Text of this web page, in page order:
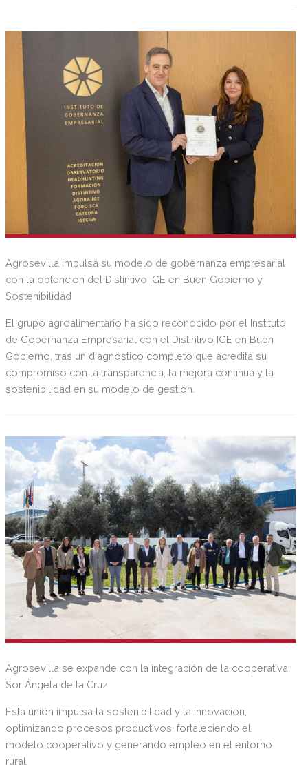
complementado por el destacable incremento del 63% en
España y Portugal y los sólidos avances en Asia-Oceanía y
Medio Oriente.
Agrosevilla impulsa su modelo de gobernanza empresarial
con la obtención del Distintivo IGE en Buen Gobierno y
Sostenibilidad
El grupo agroalimentario ha sido reconocido por el Instituto
de Gobernanza Empresarial con el Distintivo IGE en Buen
Gobierno, tras un diagnóstico completo que acredita su
compromiso con la transparencia, la mejora continua y la
sostenibilidad en su modelo de gestión.
Agrosevilla se expande con la integración de la cooperativa
Sor Ángela de la Cruz
Esta unión impulsa la sostenibilidad y la innovación,
optimizando procesos productivos, fortaleciendo el
modelo cooperativo y generando empleo en el entorno
rural.